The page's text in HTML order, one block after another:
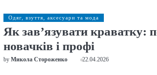
Одяг, взуття, аксесуари та мода
Як зав’язувати краватку:
новачків і профі
by Микола Стороженко 22.04.2026